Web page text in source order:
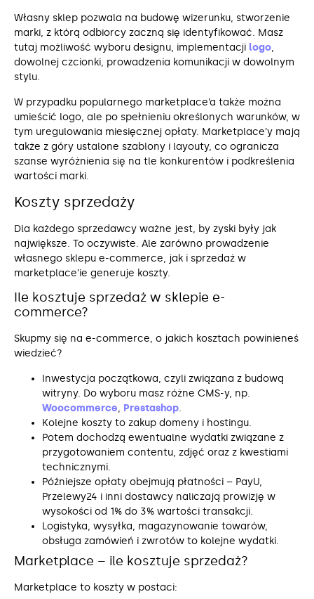
Własny sklep pozwala na budowę wizerunku, stworzenie
marki, z którą odbiorcy zaczną się identyfikować. Masz
tutaj możliwość wyboru designu, implementacji logo,
dowolnej czcionki, prowadzenia komunikacji w dowolnym
stylu.
W przypadku popularnego marketplace’a także można
umieścić logo, ale po spełnieniu określonych warunków, w
tym uregulowania miesięcznej opłaty. Marketplace’y mają
także z góry ustalone szablony i layouty, co ogranicza
szanse wyróżnienia się na tle konkurentów i podkreślenia
wartości marki.
Koszty sprzedaży
Dla każdego sprzedawcy ważne jest, by zyski były jak
największe. To oczywiste. Ale zarówno prowadzenie
własnego sklepu e-commerce, jak i sprzedaż w
marketplace’ie generuje koszty.
Ile kosztuje sprzedaż w sklepie e-
commerce?
Skupmy się na e-commerce, o jakich kosztach powinieneś
wiedzieć?
Inwestycja początkowa, czyli związana z budową
witryny. Do wyboru masz różne CMS-y, np.
Woocommerce, Prestashop.
Kolejne koszty to zakup domeny i hostingu.
Potem dochodzą ewentualne wydatki związane z
przygotowaniem contentu, zdjęć oraz z kwestiami
technicznymi.
Późniejsze opłaty obejmują płatności – PayU,
Przelewy24 i inni dostawcy naliczają prowizję w
wysokości od 1% do 3% wartości transakcji.
Logistyka, wysyłka, magazynowanie towarów,
obsługa zamówień i zwrotów to kolejne wydatki.
Marketplace – ile kosztuje sprzedaż?
Marketplace to koszty w postaci: